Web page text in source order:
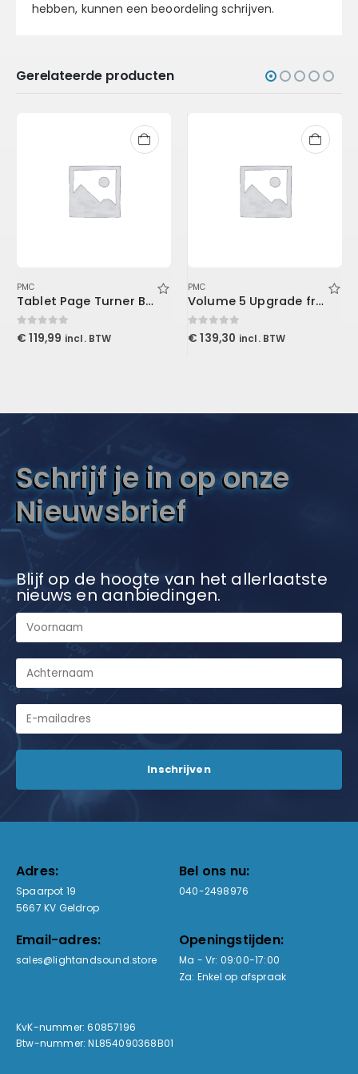
hebben, kunnen een beoordeling schrijven.
Gerelateerde producten
PMC
Tablet Page Turner Bundle
0out of 5
€ 119,99 incl. BTW
PMC
Volume 5 Upgrade from Volume 3 (Download)
0out of 5
€ 139,30 incl. BTW
Schrijf je in op onze
Nieuwsbrief
Blijf op de hoogte van het allerlaatste
nieuws en aanbiedingen.
Adres:
Spaarpot 19
5667 KV Geldrop
Bel ons nu:
040-2498976
Email-adres:
sales@lightandsound.store
Openingstijden:
Ma - Vr: 09:00-17:00
Za: Enkel op afspraak
KvK-nummer: 60857196
Btw-nummer: NL854090368B01